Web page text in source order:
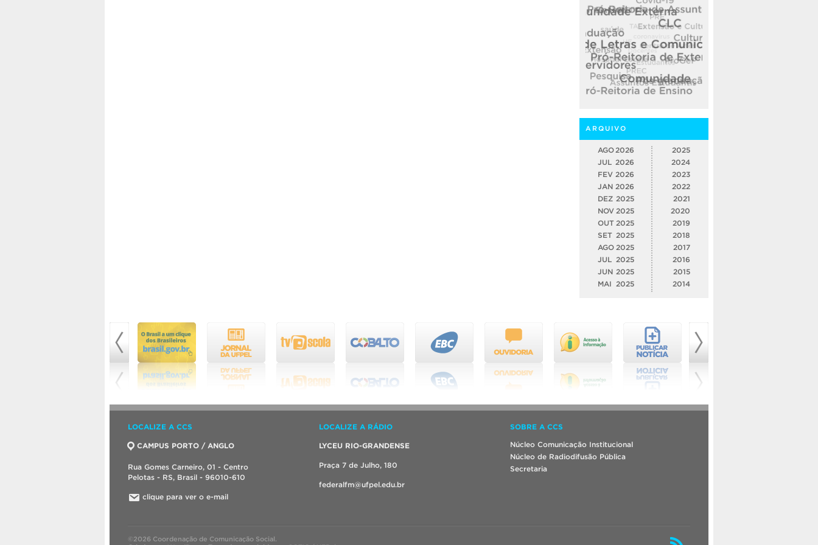
ARQUIVO
AGO 2026
JUL 2026
FEV 2026
JAN 2026
DEZ 2025
NOV 2025
OUT 2025
SET 2025
AGO 2025
JUL
2025
JUN 2025
MAI
2025
2025
2024
2023
2022
2021
2020
2019
2018
2017
2016
2015
2014
LOCALIZE A CCS
CAMPUS PORTO / ANGLO
Rua Gomes Carneiro, 01 - Centro
Pelotas - RS, Brasil - 96010-610
clique para ver o e-mail
LOCALIZE A RÁDIO
LYCEU RIO-GRANDENSE
Praça 7 de Julho, 180
federalfm@ufpel.edu.br
SOBRE A CCS
Núcleo Comunicação Institucional
Núcleo de Radiodifusão Pública
Secretaria
©2026 Coordenação de Comunicação Social.